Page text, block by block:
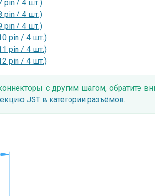
pin / 4 шт.)
pin / 4 шт.)
pin / 4 шт.)
pin / 4 шт.)
pin / 4 шт.)
pin / 4 шт.)
с другим шагом, обратите
JST в категории разъёмов.